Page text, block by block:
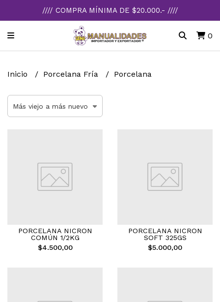
//// COMPRA MÍNIMA DE $20.000.- ////
0
Inicio Porcelana Fría Porcelana
PORCELANA NICRON
COMÚN 1/2KG
$4.500,00
PORCELANA NICRON
SOFT 325GS
$5.000,00